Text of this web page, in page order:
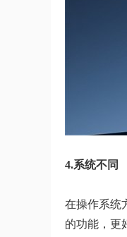
4.系统不同
在操作系统
的功能，更